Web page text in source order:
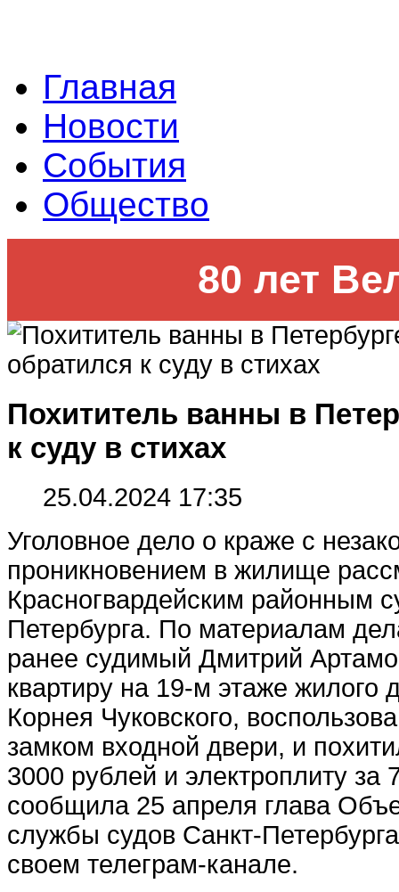
Главная
Новости
События
Общество
80 лет
Похититель ванны в
к суду в стихах
25.04.2024 17:35
Уголовное дело о краже с
проникновением в жилище
Красногвардейским районным
Петербурга. По материалам
ранее судимый Дмитрий
квартиру на 19-м этаже жилого
Корнея Чуковского,
замком входной двери, и
3000 рублей и электроплиту
сообщила 25 апреля глава
службы судов Санкт-
своем телеграм-канале.